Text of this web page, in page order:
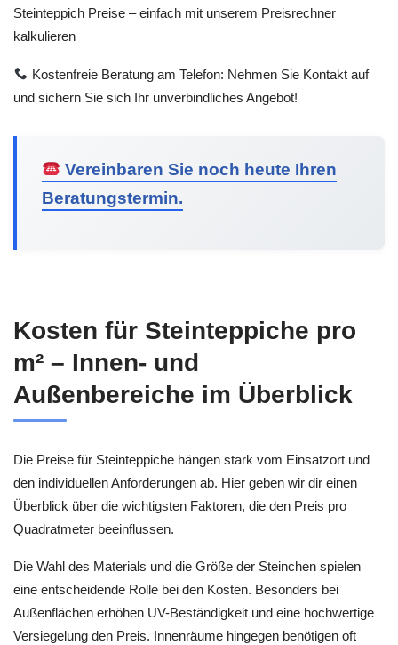
Steinteppich Preise – einfach mit unserem Preisrechner
kalkulieren
Kostenfreie Beratung am Telefon: Nehmen Sie Kontakt auf
und sichern Sie sich Ihr unverbindliches Angebot!
Vereinbaren Sie noch heute Ihren
Beratungstermin.
Kosten für Steinteppiche pro
m² – Innen- und
Außenbereiche im Überblick
Die Preise für Steinteppiche hängen stark vom Einsatzort und
den individuellen Anforderungen ab. Hier geben wir dir einen
Überblick über die wichtigsten Faktoren, die den Preis pro
Quadratmeter beeinflussen.
Die Wahl des Materials und die Größe der Steinchen spielen
eine entscheidende Rolle bei den Kosten. Besonders bei
Außenflächen erhöhen UV-Beständigkeit und eine hochwertige
Versiegelung den Preis. Innenräume hingegen benötigen oft